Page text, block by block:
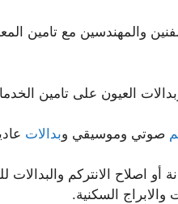
والمهندسين مع تامين
العيون على تامين
صوتي وموسيقي وبدالات
أو اصلاح الانتركم والبدالات
والابراج السكنية.